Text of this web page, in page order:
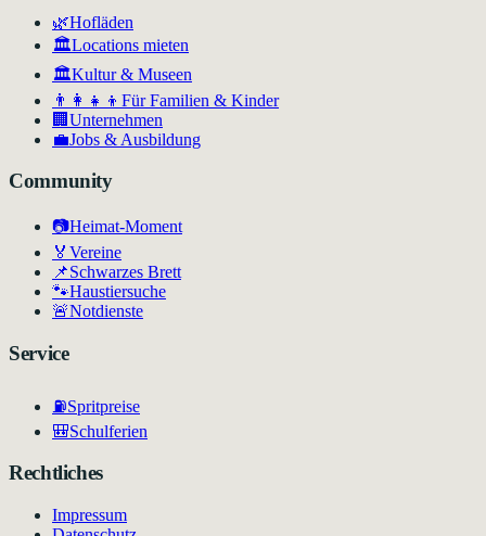
🌿Hofläden
🏛️Locations mieten
🏛Kultur & Museen
👨‍👩‍👧‍👦 Für Familien & Kinder
🏢 Unternehmen
💼Jobs & Ausbildung
Community
📷Heimat-Moment
🏅 Vereine
📌Schwarzes Brett
🐾Haustiersuche
🚨Notdienste
Service
⛽Spritpreise
🎒Schulferien
Rechtliches
Impressum